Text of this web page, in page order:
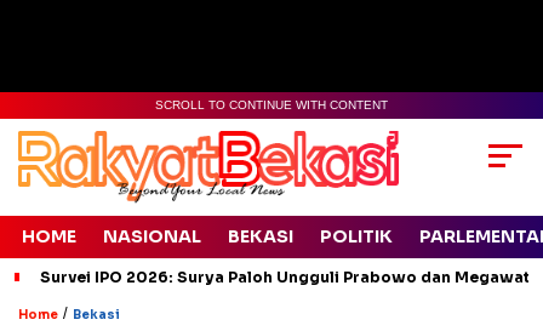
SCROLL TO CONTINUE WITH CONTENT
HOME NASIONAL BEKASI POLITIK
Survei IPO 2026: Surya Paloh Ungguli Prabowo dan Megawati
Home / Bekasi